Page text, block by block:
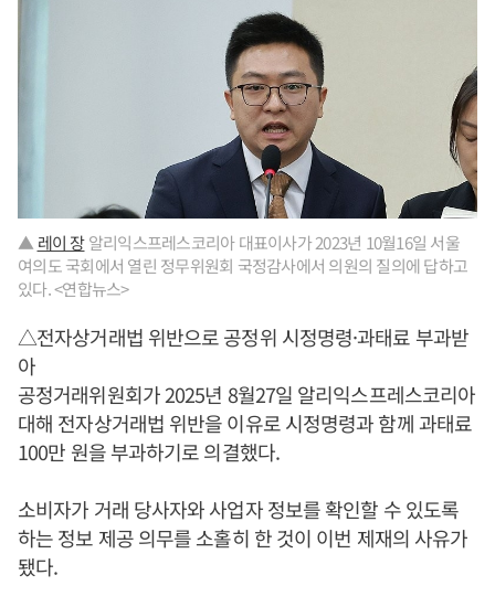
▲ 레이 장알리익스프레스코리아 대표이사가 2023년 10월16일 서울
여의도 국회에서 열린 정무위원회 국정감사에서 의원의 질의에 답하고
있다. <연합뉴스>
△전자상거래법 위반으로 공정위 시정명령·과태료 부과받
아
공정거래위원회가 2025년 8월27일 알리익스프레스코리아
대해 전자상거래법 위반을 이유로 시정명령과 함께 과태료
100만 원을 부과하기로 의결했다.
소비자가 거래 당사자와 사업자 정보를 확인할 수 있도록
하는 정보 제공 의무를 소홀히 한 것이 이번 제재의 사유가
됐다.